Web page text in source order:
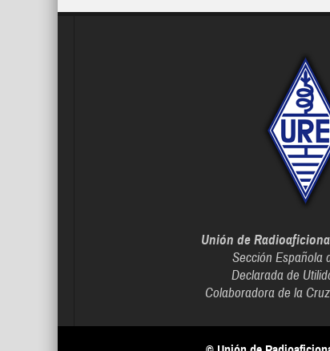
Unión de
Sección Española
Declarada de
Colaboradora de la